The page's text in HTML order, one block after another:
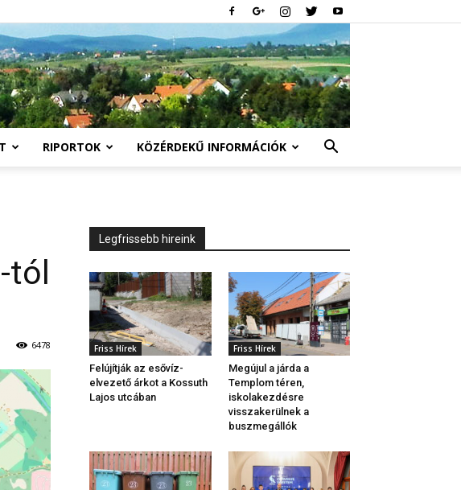
Solymár
RIPORTOK KÖZÉRDEKŰ INFORMÁCIÓK
6478
Legfrissebb hireink
Friss Hírek
Felújítják az esővíz-
elvezető árkot a Kossuth
Lajos utcában
Friss Hírek
Megújul a járda a
Templom téren,
iskolakezdésre
visszakerülnek a
buszmegállók